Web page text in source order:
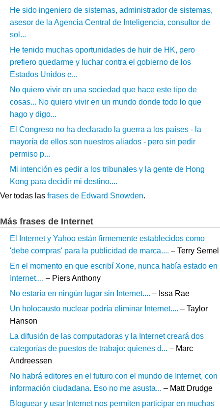
He sido ingeniero de sistemas, administrador de sistemas,
asesor de la Agencia Central de Inteligencia, consultor de
sol...
He tenido muchas oportunidades de huir de HK, pero
prefiero quedarme y luchar contra el gobierno de los
Estados Unidos e...
No quiero vivir en una sociedad que hace este tipo de
cosas... No quiero vivir en un mundo donde todo lo que
hago y digo...
El Congreso no ha declarado la guerra a los países - la
mayoría de ellos son nuestros aliados - pero sin pedir
permiso p...
Mi intención es pedir a los tribunales y la gente de Hong
Kong para decidir mi destino....
Ver todas las frases de Edward Snowden.
Más frases de Internet
El Internet y Yahoo están firmemente establecidos como
'debe compras' para la publicidad de marca.... – Terry Semel
En el momento en que escribí Xone, nunca había estado en
Internet.... – Piers Anthony
No estaría en ningún lugar sin Internet.... – Issa Rae
Un holocausto nuclear podría eliminar Internet.... – Taylor
Hanson
La difusión de las computadoras y la Internet creará dos
categorías de puestos de trabajo: quienes d... – Marc
Andreessen
No habrá editores en el futuro con el mundo de Internet, con
información ciudadana. Eso no me asusta... – Matt Drudge
Bloguear y usar Internet nos permiten participar en muchas